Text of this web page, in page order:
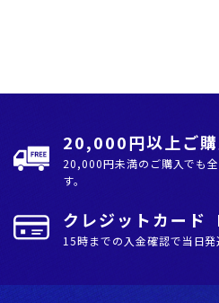
20,000円以上ご購
20,000円未満のご購入でも
す。
クレジットカー
15時までの入金確認で当日発